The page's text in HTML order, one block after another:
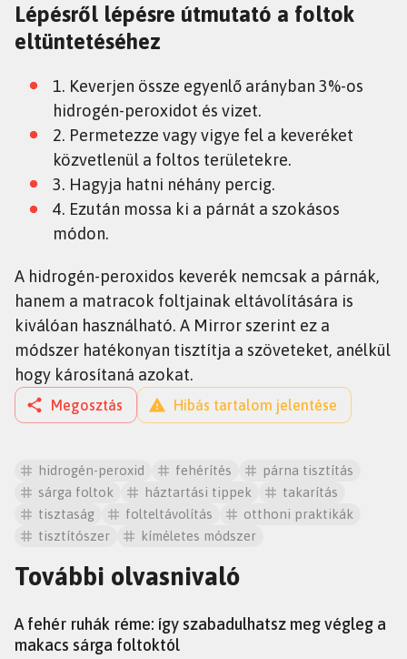
Lépésről lépésre útmutató a foltok
eltüntetéséhez
1. Keverjen össze egyenlő arányban 3%-os
hidrogén-peroxidot és vizet.
2. Permetezze vagy vigye fel a keveréket
közvetlenül a foltos területekre.
3. Hagyja hatni néhány percig.
4. Ezután mossa ki a párnát a szokásos
módon.
A hidrogén-peroxidos keverék nemcsak a párnák,
hanem a matracok foltjainak eltávolítására is
kiválóan használható. A Mirror szerint ez a
módszer hatékonyan tisztítja a szöveteket, anélkül
hogy károsítaná azokat.
Megosztás Hibás tartalom jelentése
hidrogén-peroxid fehérítés
párna tisztítás
sárga foltok
háztartási tippek
takarítás
tisztaság
folteltávolítás
otthoni praktikák
tisztítószer
kíméletes módszer
További olvasnivaló
A fehér ruhák réme: így szabadulhatsz meg végleg a
makacs sárga foltoktól